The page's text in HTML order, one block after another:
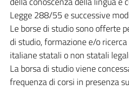
Legge 288/55 e successive
Le borse di studio sono offerte
di studio, formazione e/o
italiane statali o non statali
La borsa di studio viene
frequenza di corsi in presenza